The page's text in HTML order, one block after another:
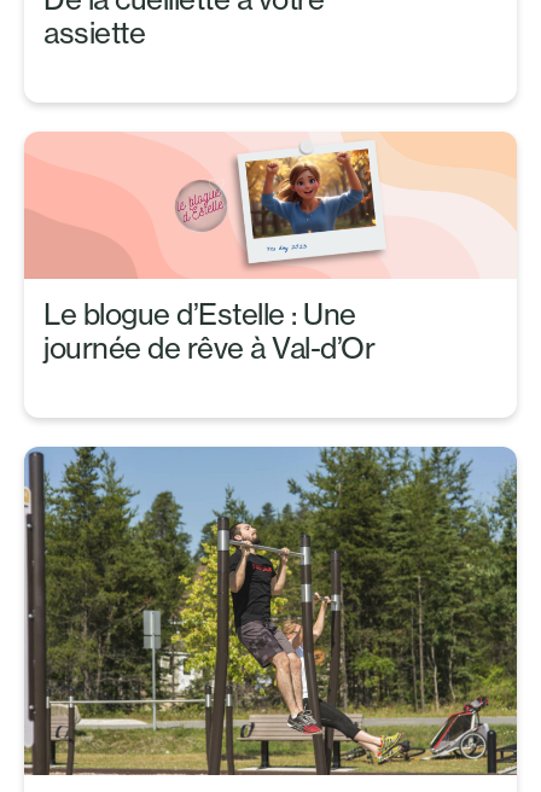
assiette
Le blogue d’Estelle : Une
journée de rêve à Val-d’Or